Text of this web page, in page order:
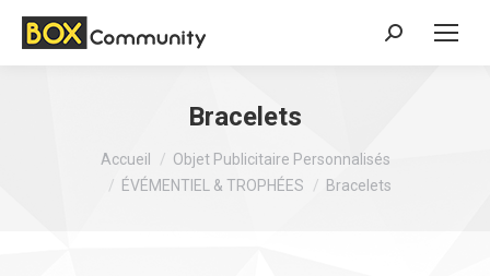
Search:
Bracelets
Vous êtes ici :Accueil
Objet Publicitaire Personnalisés
ÉVÉMENTIEL & TROPHÉES
Bracelets